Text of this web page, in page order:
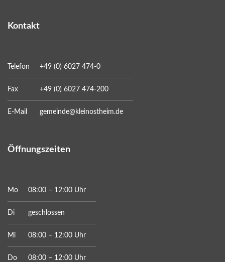
Kontakt
Telefon +49 (0) 6027 474-0
Fax +49 (0) 6027 474-200
E-Mail gemeinde@kleinostheim.de
Öffnungszeiten
Mo 08:00 – 12:00 Uhr
Di geschlossen
Mi 08:00 – 12:00 Uhr
Do 08:00 – 12:00 Uhr